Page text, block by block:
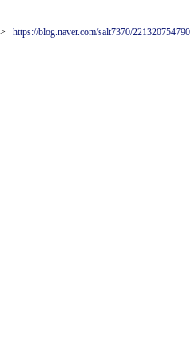
https://blog.naver.com/salt7370/221320754790